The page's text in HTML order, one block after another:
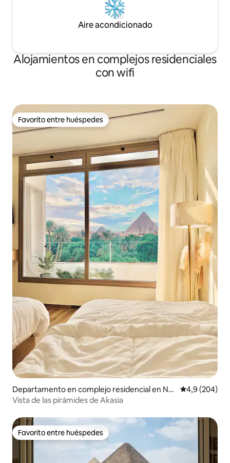
Aire acondicionado
Alojamientos en complejos residenciales
con wifi
Favorito entre huéspedes
Favorito entre huéspedes
Departamento en complejo residencial en Na
zlet El-Semman
Calificación
4,9 (204)
Vista de las pirámides de Akasia
Favorito entre huéspedes
Favorito entre huéspedes